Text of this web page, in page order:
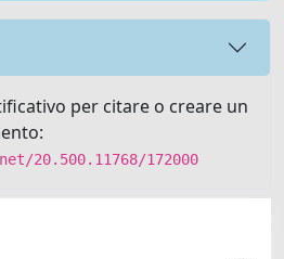
per citare o creare un
20.500.11768/172000